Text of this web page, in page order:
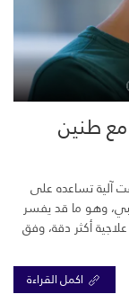
طنين
آلية تساعده على
وهو ما قد يفسر
أكثر دقة، وفق
اكمل القراءة